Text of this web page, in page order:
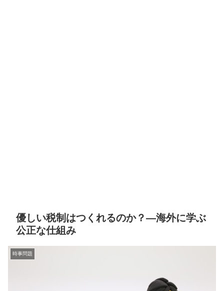
優しい税制はつくれるのか？—海外に学ぶ
公正な仕組み
時事問題